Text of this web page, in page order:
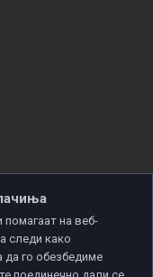
на веб-
следи како
да го обезбедиме